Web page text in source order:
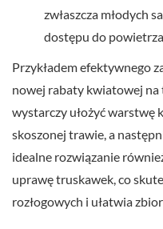
zwłaszcza młodych
dostępu do
Przykładem efektywnego
nowej rabaty kwiatowej
wystarczy ułożyć warstwę
skoszonej trawie, a
idealne rozwiązanie
uprawę truskawek, co
rozłogowych i ułatwia